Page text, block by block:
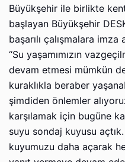
Büyükşehir ile birlikte
başlayan Büyükşehir
başarılı çalışmalara imza
“Su yaşamımızın
devam etmesi mümkün
kuraklıkla beraber
şimdiden önlemler
karşılamak için bugüne
suyu sondaj kuyusu
kuyumuzu daha açarak